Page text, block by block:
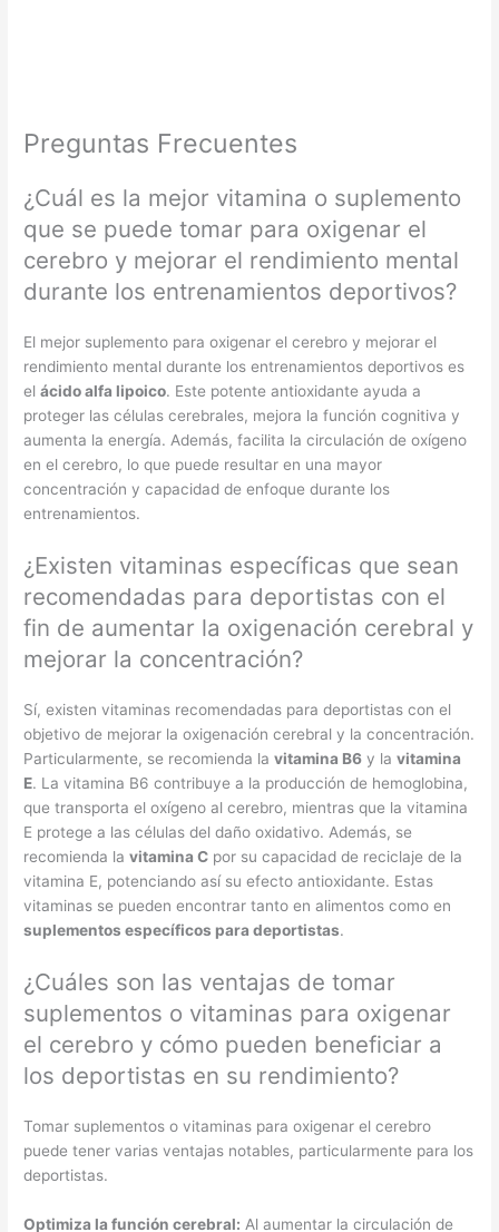
Preguntas Frecuentes
¿Cuál es la mejor vitamina o suplemento
que se puede tomar para oxigenar el
cerebro y mejorar el rendimiento mental
durante los entrenamientos deportivos?
El mejor suplemento para oxigenar el cerebro y mejorar el
rendimiento mental durante los entrenamientos deportivos es
elácido alfa lipoico. Este potente antioxidante ayuda a
proteger las células cerebrales, mejora la función cognitiva y
aumenta la energía. Además, facilita la circulación de oxígeno
en el cerebro, lo que puede resultar en una mayor
concentración y capacidad de enfoque durante los
entrenamientos.
¿Existen vitaminas específicas que sean
recomendadas para deportistas con el
fin de aumentar la oxigenación cerebral y
mejorar la concentración?
Sí, existen vitaminas recomendadas para deportistas con el
objetivo de mejorar la oxigenación cerebral y la concentración.
Particularmente, se recomienda lavitamina B6 y lavitamina
E. La vitamina B6 contribuye a la producción de hemoglobina,
que transporta el oxígeno al cerebro, mientras que la vitamina
E protege a las células del daño oxidativo. Además, se
recomienda lavitamina C por su capacidad de reciclaje de la
vitamina E, potenciando así su efecto antioxidante. Estas
vitaminas se pueden encontrar tanto en alimentos como en
suplementos específicos para deportistas.
¿Cuáles son las ventajas de tomar
suplementos o vitaminas para oxigenar
el cerebro y cómo pueden beneficiar a
los deportistas en su rendimiento?
Tomar suplementos o vitaminas para oxigenar el cerebro
puede tener varias ventajas notables, particularmente para los
deportistas.
Optimiza la función cerebral: Al aumentar la circulación de